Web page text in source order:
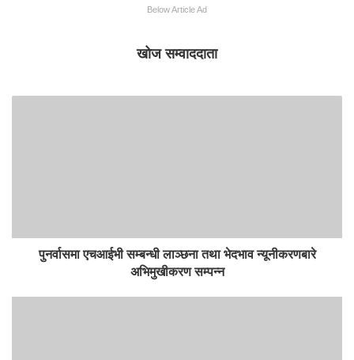
Below Article Ad
खोज सम्वाददाता
पुनर्वासमा एचआईभी सम्बन्धी लाञ्छना तथा भेदभाव न्यूनीकरणबारे
अभिमुखीकरण सम्पन्न